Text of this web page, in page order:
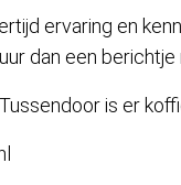
ervaring en
dan een berichtje
is er